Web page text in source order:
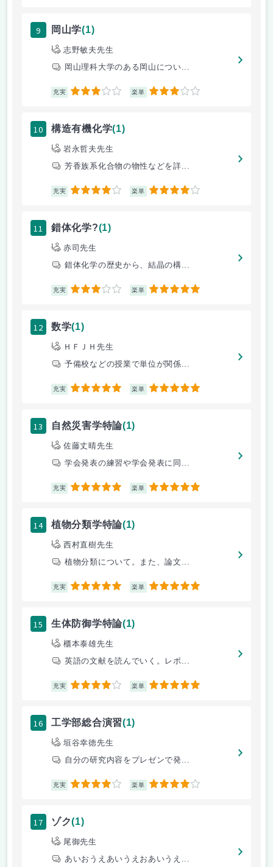
9 岡山学(1)
志野敏夫先生
岡山理科大学のある岡山につい...
充実 3 楽単 3
10 構造有機化学(1)
岩永哲夫先生
芳香族系化合物の物性などを詳...
充実 4 楽単 4
11 錯体化学?(1)
赤司先生
錯体化学の歴史から、結晶の構...
充実 3 楽単 5
12 数学(1)
ＨＦＪＨ先生
予備校などの授業で単位が関係...
充実 5 楽単 5
13 自然災害学特論(1)
佐藤丈晴先生
学会発表の練習や学会発表に同...
充実 5 楽単 5
14 植物分類学特論(1)
西村直樹先生
植物分類について。また、論文...
充実 5 楽単 5
15 生体防御学特論(1)
櫃本泰雄先生
英語の文献を読んでいく。レポ...
充実 4 楽単 5
16 工学部総合演習(1)
垣谷幸徳先生
自分の研究内容をプレゼンで発...
充実 4 楽単 4
17 ゾク(1)
尾御先生
あいおうえあいうえおあいうえ...